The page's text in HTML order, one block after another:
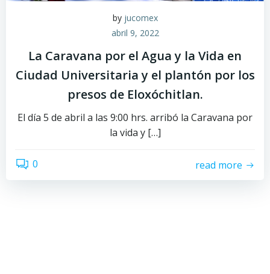
by jucomex
abril 9, 2022
La Caravana por el Agua y la Vida en
Ciudad Universitaria y el plantón por los
presos de Eloxóchitlan.
El día 5 de abril a las 9:00 hrs. arribó la Caravana por
la vida y […]
0 read more